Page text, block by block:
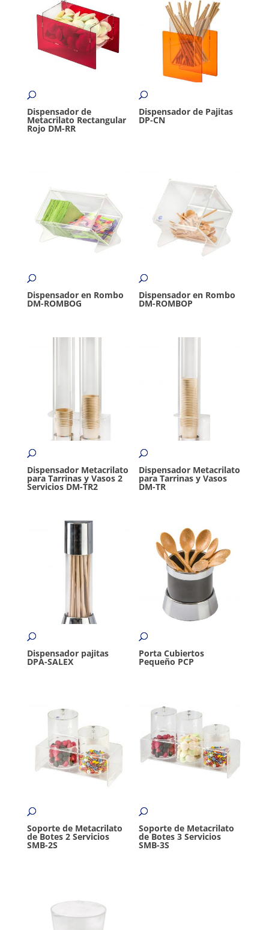
Dispensador de
Metacrilato Rectangular
Rojo DM-RR
Dispensador de Pajitas
DP-CN
Dispensador en Rombo
DM-ROMBOG
Dispensador en Rombo
DM-ROMBOP
Dispensador Metacrilato
para Tarrinas y Vasos 2
Servicios DM-TR2
Dispensador Metacrilato
para Tarrinas y Vasos
DM-TR
Dispensador pajitas
DPA-SALEX
Porta Cubiertos
Pequeño PCP
Soporte de Metacrilato
de Botes 2 Servicios
SMB-2S
Soporte de Metacrilato
de Botes 3 Servicios
SMB-3S